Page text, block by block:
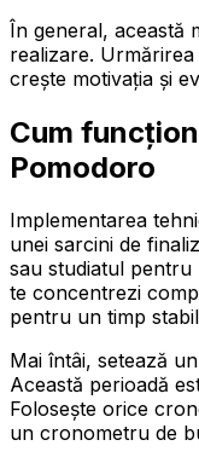
În general, această
realizare.
crește motivația și
Cum
Pomodoro
Implementarea
unei sarcini de
sau studiatul pentru
te concentrezi
pentru un timp
Mai întâi, setează
Această perioadă
Folosește orice
un cronometru de